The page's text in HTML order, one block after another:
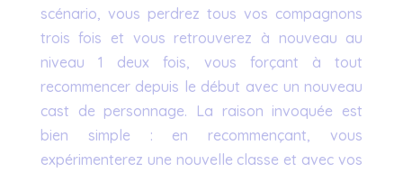
scénario, vous perdrez tous vos compagnons
trois fois et vous retrouverez à nouveau au
niveau 1 deux fois, vous forçant à tout
recommencer depuis le début avec un nouveau
cast de personnage. La raison invoquée est
bien simple : en recommençant, vous
expérimenterez une nouvelle classe et avec vos